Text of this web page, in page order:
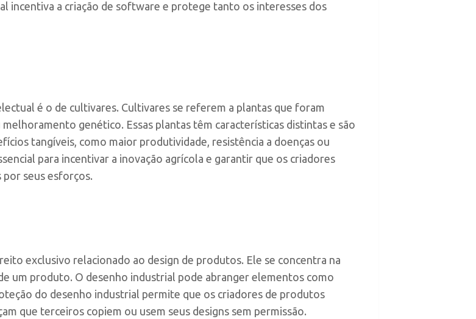
incentiva a criação de software e protege tanto os interesses dos
é o de cultivares. Cultivares se referem a plantas que foram
genético. Essas plantas têm características distintas e são
tangíveis, como maior produtividade, resistência a doenças ou
para incentivar a inovação agrícola e garantir que os criadores
por seus esforços.
exclusivo relacionado ao design de produtos. Ele se concentra na
um produto. O desenho industrial pode abranger elementos como
do desenho industrial permite que os criadores de produtos
que terceiros copiem ou usem seus designs sem permissão.